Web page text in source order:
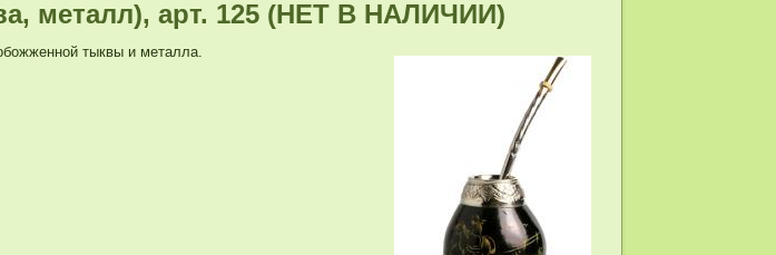
металл), арт. 125 (НЕТ В НАЛИЧИИ)
тыквы и металла.